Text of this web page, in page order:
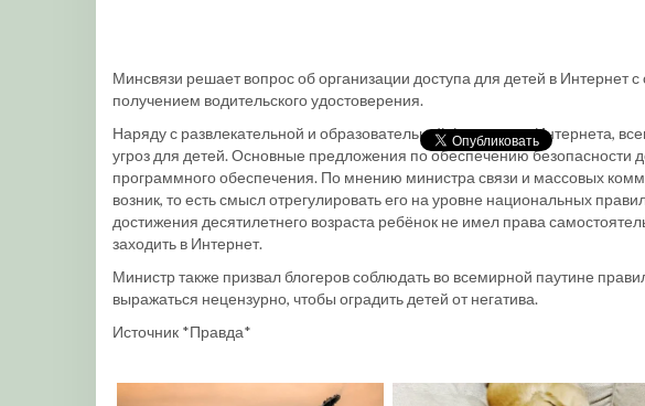
Минсвязи решает вопрос об организации доступа для детей в Интернет
получением водительского удостоверения.
Наряду с развлекательной и образовательной функциями Интернета,
угроз для детей. Основные предложения по обеспечению безопасности
программного обеспечения. По мнению министра связи и массовых
возник, то есть смысл отрегулировать его на уровне национальных
достижения десятилетнего возраста ребёнок не имел права
заходить в Интернет.
Министр также призвал блогеров соблюдать во всемирной паутине
выражаться нецензурно, чтобы оградить детей от негатива.
Источник *Правда*